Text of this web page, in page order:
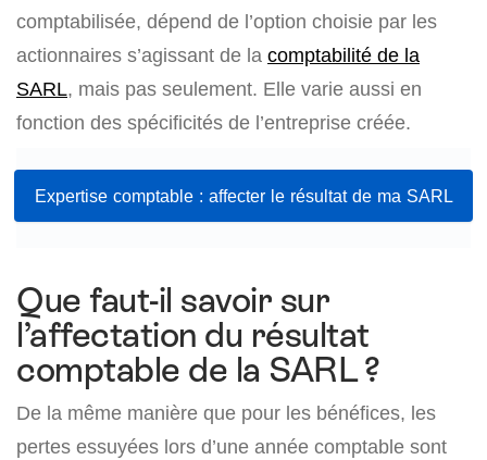
comptabilisée, dépend de l’option choisie par les
actionnaires s’agissant de la comptabilité de la
SARL, mais pas seulement. Elle varie aussi en
fonction des spécificités de l’entreprise créée.
Expertise comptable : affecter le résultat de ma SARL
Que faut-il savoir sur
l’affectation du résultat
comptable de la SARL ?
De la même manière que pour les bénéfices, les
pertes essuyées lors d’une année comptable sont